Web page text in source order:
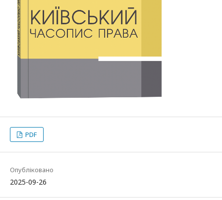
PDF
Опубліковано
2025-09-26